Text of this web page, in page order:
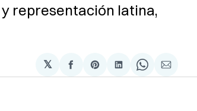
representación latina,
𝕏
Compartir
en
Share
on
Compartir
en
Share
on
via